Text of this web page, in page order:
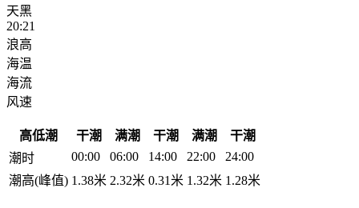
天黑
20:21
浪高
海温
海流
风速
高低潮 干潮 满潮 干潮 满潮
干潮
潮时
00:00 06:00 14:00 22:00
24:00
潮高(峰值) 1.38米 2.32米 0.31米 1.32米 1.28米